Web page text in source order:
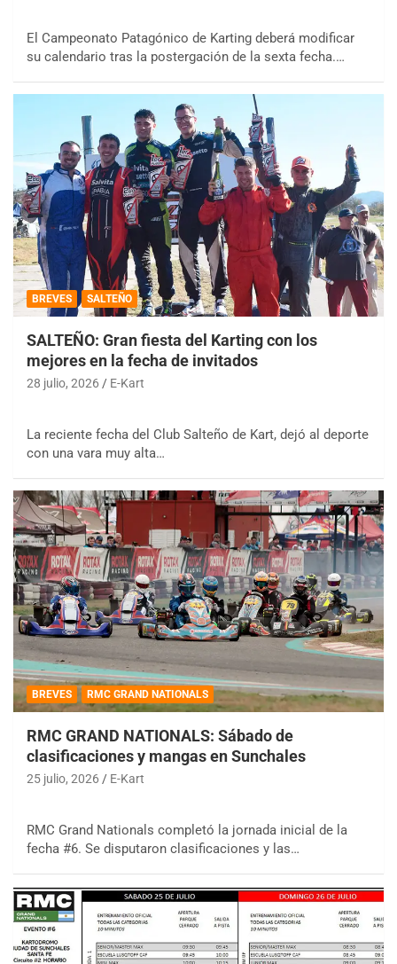
El Campeonato Patagónico de Karting deberá modificar
su calendario tras la postergación de la sexta fecha.…
BREVES SALTEÑO
SALTEÑO: Gran fiesta del Karting con los
mejores en la fecha de invitados
28 julio, 2026 E-Kart
La reciente fecha del Club Salteño de Kart, dejó al deporte
con una vara muy alta…
BREVES RMC GRAND NATIONALS
RMC GRAND NATIONALS: Sábado de
clasificaciones y mangas en Sunchales
25 julio, 2026 E-Kart
RMC Grand Nationals completó la jornada inicial de la
fecha #6. Se disputaron clasificaciones y las…